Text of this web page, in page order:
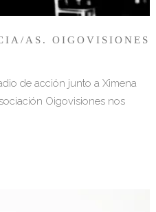
AS. OIGOVISIONES
de acción junto a Ximena
Oigovisiones nos